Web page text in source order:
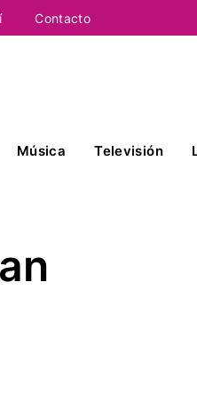
Contacto
Música Televisión